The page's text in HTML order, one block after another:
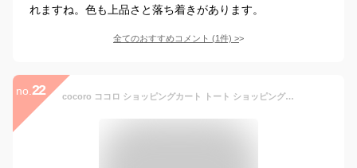
れますね。色も上品さと落ち着きがあります。
全てのおすすめコメント (1件) >
no. 22 cocoro ココロ ショッピングカート トート ショッピングトートカート ブレイク 折りたたみ 椅子付き イス付き 買い物バッグ 保冷 カート ショッピングバッグ 22L 2WAY TOTE BREAK おしゃれ 便利 REP レップ